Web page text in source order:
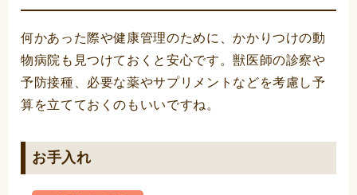
何かあった際や健康管理のために、かかりつけの動
物病院も見つけておくと安心です。獣医師の診察や
予防接種、必要な薬やサプリメントなどを考慮し予
算を立てておくのもいいですね。
お手入れ